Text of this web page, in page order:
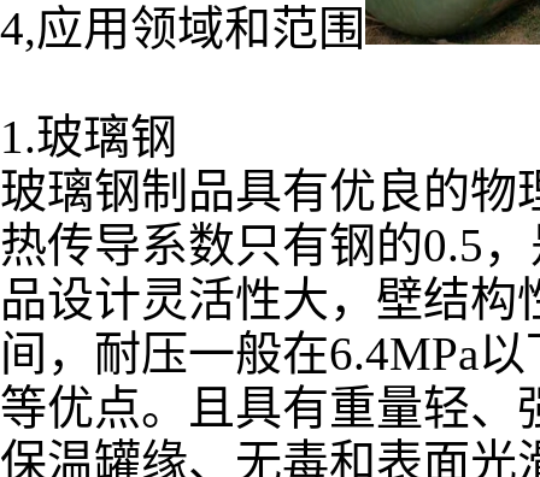
4,应用领域和范围
1.玻璃钢
玻璃钢制品具有优良的物
热传导系数只有钢的0.5
品设计灵活性大，壁结
间，耐压一般在6.4MPa
等优点。且具有重量轻、
保温罐缘、无毒和表面